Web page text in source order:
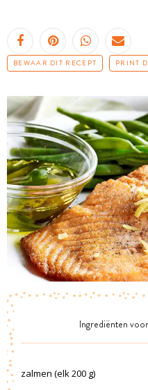
BEWAAR DIT RECEPT PRINT
Ingrediënten voor
zalmen (elk 200 g)